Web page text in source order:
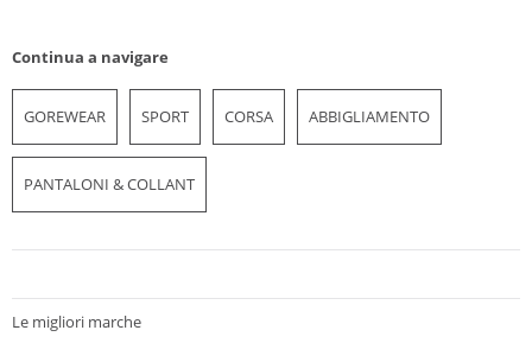
Continua a navigare
GOREWEAR SPORT CORSA ABBIGLIAMENTO
PANTALONI & COLLANT
Le migliori marche